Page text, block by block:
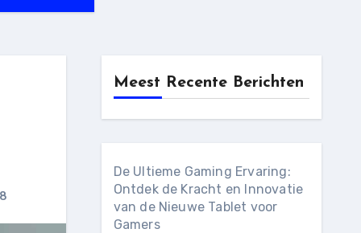
Meest Recente Berichten
De Ultieme Gaming Ervaring:
Ontdek de Kracht en Innovatie
van de Nieuwe Tablet voor
Gamers